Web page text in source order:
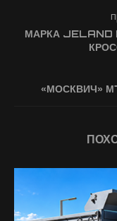
МАРКА JELAND
«МОСКВИЧ»